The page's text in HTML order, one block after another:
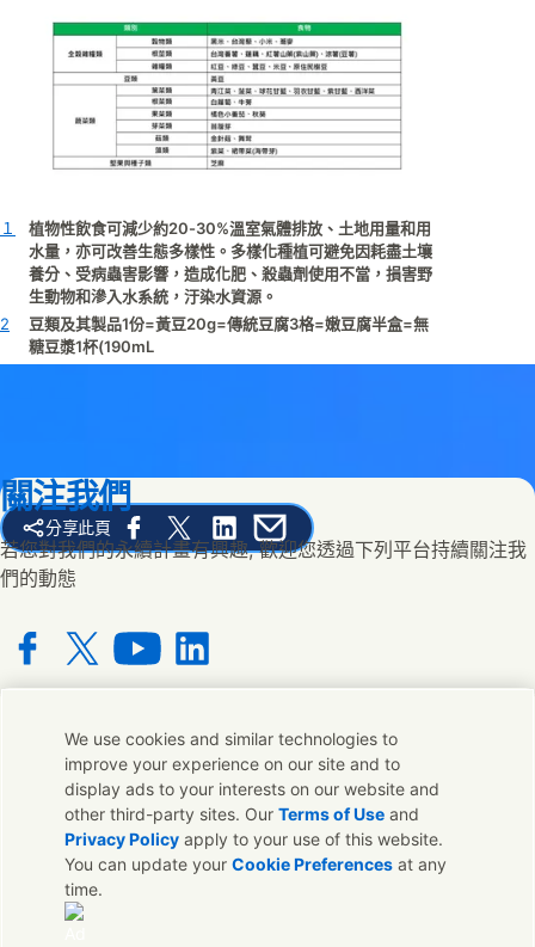
１
植物性飲食可減少約20-30%溫室氣體排放、土地用量和用
水量，亦可改善生態多樣性。多樣化種植可避免因耗盡土壤
養分、受病蟲害影響，造成化肥、殺蟲劑使用不當，損害野
生動物和滲入水系統，汙染水資源。
2
豆類及其製品1份=黃豆20g=傳統豆腐3格=嫩豆腐半盒=無
糖豆漿1杯(190mL
分享此頁
Share this page on Facebook
Share this page on X
Share this page on Linked In
Share this page on E-mail
關注我們
若您對我們的永續計畫有興趣, 歡迎您透過下列平台持續關注我
們的動態
with us on Facebook
Connect with us on X
Connect with us on YouTube
Connect with us on LinkedIn
聯絡我們
若您對我們的品牌有任何意見或想法都可與我們在全球的連絡人
取得聯繫
聯絡我們
We use cookies and similar technologies to
improve your experience on our site and to
display ads to your interests on our website and
other third-party sites. OurTerms of Use and
Privacy Policy apply to your use of this website.
You can update yourCookie Preferences at any
time.